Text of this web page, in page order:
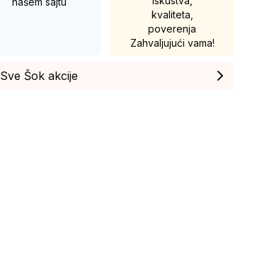
kvaliteta,
poverenja
Zahvaljujući vama!
Sve Šok akcije